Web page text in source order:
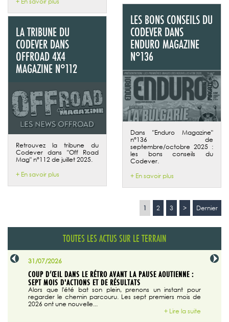
LES BONS CONSEILS DU
CODEVER DANS
ENDURO MAGAZINE
N°136
Dans "Enduro Magazine"
n°136 de
septembre/octobre 2025 :
les bons conseils du
Codever.
+ En savoir plus
LA TRIBUNE DU
CODEVER DANS
OFFROAD 4X4
MAGAZINE N°112
Retrouvez la tribune du
Codever dans "Off Road
Mag" n°112 de juillet 2025.
+ En savoir plus
1 2 3 > Dernier
TOUTES LES ACTUS SUR LE TERRAIN
31/07/2026
COUP D’ŒIL DANS LE RÉTRO AVANT LA PAUSE AOUTIENNE :
SEPT MOIS D'ACTIONS ET DE RÉSULTATS
Alors que l'été bat son plein, prenons un instant pour
regarder le chemin parcouru. Les sept premiers mois de
2026 ont une nouvelle...
+ Lire la suite
29/07/